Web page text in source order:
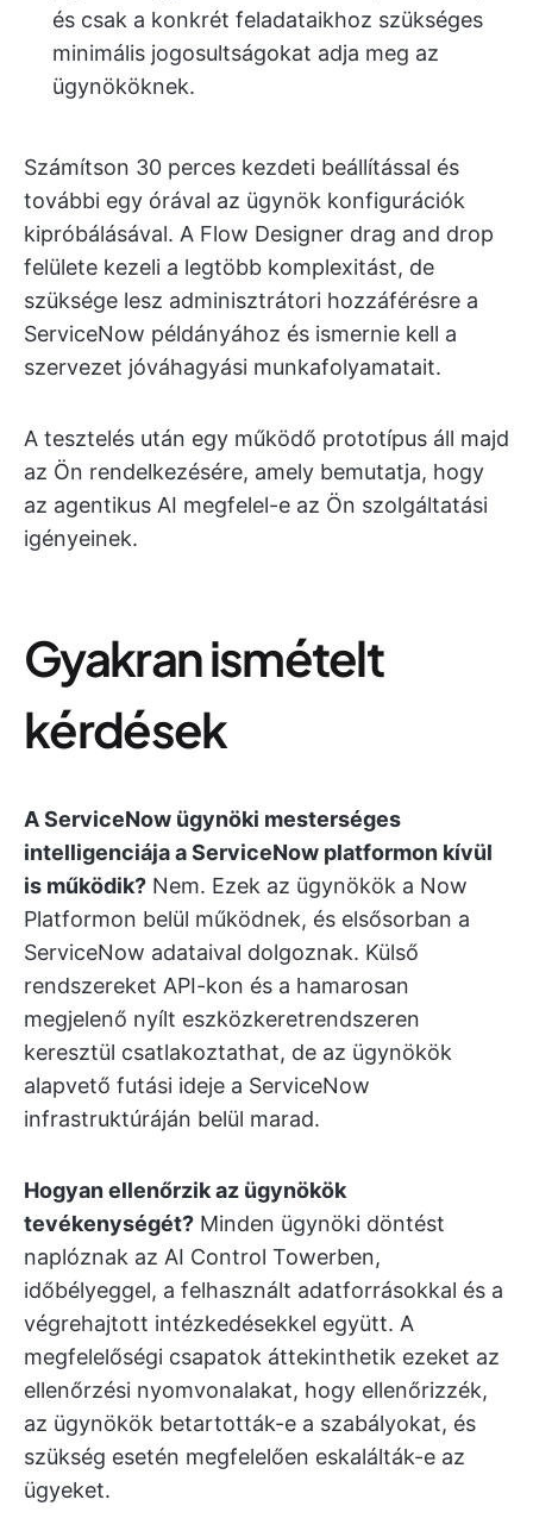
és csak a konkrét feladataikhoz szükséges
minimális jogosultságokat adja meg az
ügynököknek.
Számítson 30 perces kezdeti beállítással és
további egy órával az ügynök konfigurációk
kipróbálásával. A Flow Designer drag and drop
felülete kezeli a legtöbb komplexitást, de
szüksége lesz adminisztrátori hozzáférésre a
ServiceNow példányához és ismernie kell a
szervezet jóváhagyási munkafolyamatait.
A tesztelés után egy működő prototípus áll majd
az Ön rendelkezésére, amely bemutatja, hogy
az agentikus AI megfelel-e az Ön szolgáltatási
igényeinek.
Gyakran ismételt
kérdések
A ServiceNow ügynöki mesterséges
intelligenciája a ServiceNow platformon kívül
is működik? Nem. Ezek az ügynökök a Now
Platformon belül működnek, és elsősorban a
ServiceNow adataival dolgoznak. Külső
rendszereket API-kon és a hamarosan
megjelenő nyílt eszközkeretrendszeren
keresztül csatlakoztathat, de az ügynökök
alapvető futási ideje a ServiceNow
infrastruktúráján belül marad.
Hogyan ellenőrzik az ügynökök
tevékenységét? Minden ügynöki döntést
naplóznak az AI Control Towerben,
időbélyeggel, a felhasznált adatforrásokkal és a
végrehajtott intézkedésekkel együtt. A
megfelelőségi csapatok áttekinthetik ezeket az
ellenőrzési nyomvonalakat, hogy ellenőrizzék,
az ügynökök betartották-e a szabályokat, és
szükség esetén megfelelően eskalálták-e az
ügyeket.